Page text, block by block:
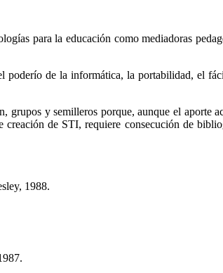
para la educación como mediadoras
de la informática, la portabilidad, el
y semilleros porque, aunque el aporte
de STI, requiere consecución de
1988.